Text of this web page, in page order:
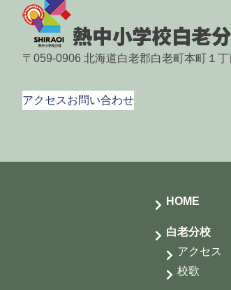
〒059-0906 北海道白老郡白老町本町１
アクセスお問い合わせ
HOME
白老分校
アクセス
校歌